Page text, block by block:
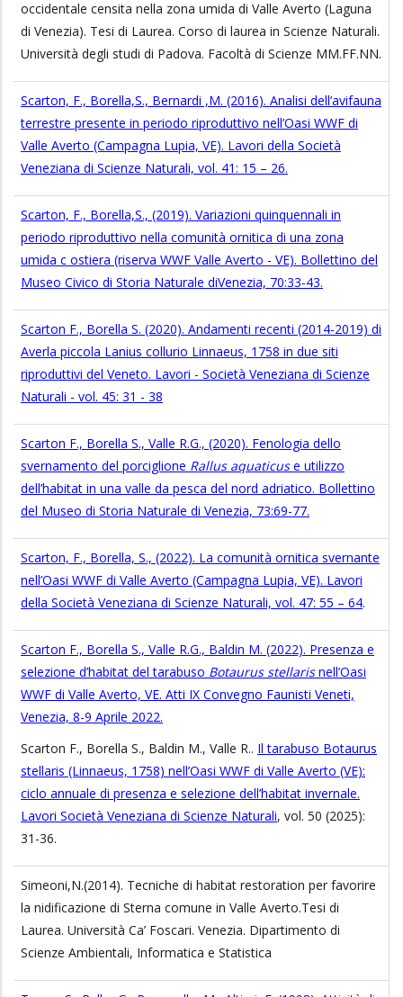
occidentale censita nella zona umida di Valle Averto (Laguna
di Venezia). Tesi di Laurea. Corso di laurea in Scienze Naturali.
Università degli studi di Padova. Facoltà di Scienze MM.FF.NN.
Scarton, F., Borella,S., Bernardi ,M. (2016). Analisi dell’avifauna
terrestre presente in periodo riproduttivo nell’Oasi WWF di
Valle Averto (Campagna Lupia, VE). Lavori della Società
Veneziana di Scienze Naturali, vol. 41: 15 – 26.
Scarton, F., Borella,S., (2019). Variazioni quinquennali in
periodo riproduttivo nella comunità ornitica di una zona
umida c ostiera (riserva WWF Valle Averto - VE). Bollettino del
Museo Civico di Storia Naturale diVenezia, 70:33-43.
Scarton F., Borella S. (2020). Andamenti recenti (2014-2019) di
Averla piccola Lanius collurio Linnaeus, 1758 in due siti
riproduttivi del Veneto. Lavori - Società Veneziana di Scienze
Naturali - vol. 45: 31 - 38
Scarton F., Borella S., Valle R.G., (2020). Fenologia dello
svernamento del porciglione Rallus aquaticuse utilizzo
dell’habitat in una valle da pesca del nord adriatico. Bollettino
del Museo di Storia Naturale di Venezia, 73:69-77.
Scarton, F., Borella, S., (2022). La comunità ornitica svernante
nell’Oasi WWF di Valle Averto (Campagna Lupia, VE). Lavori
della Società Veneziana di Scienze Naturali, vol. 47: 55 – 64.
Scarton F., Borella S., Valle R.G., Baldin M. (2022). Presenza e
selezione d’habitat del tarabuso Botaurus stellarisnell’Oasi
WWF di Valle Averto, VE. Atti IX Convegno Faunisti Veneti,
Venezia, 8-9 Aprile 2022.
Scarton F., Borella S., Baldin M., Valle R.. Il tarabuso Botaurus
stellaris (Linnaeus, 1758) nell’Oasi WWF di Valle Averto (VE):
ciclo annuale di presenza e selezione dell’habitat invernale.
Lavori Società Veneziana di Scienze Naturali, vol. 50 (2025):
31-36.
Simeoni,N.(2014). Tecniche di habitat restoration per favorire
la nidificazione di Sterna comune in Valle Averto.Tesi di
Laurea. Università Ca’ Foscari. Venezia. Dipartimento di
Scienze Ambientali, Informatica e Statistica